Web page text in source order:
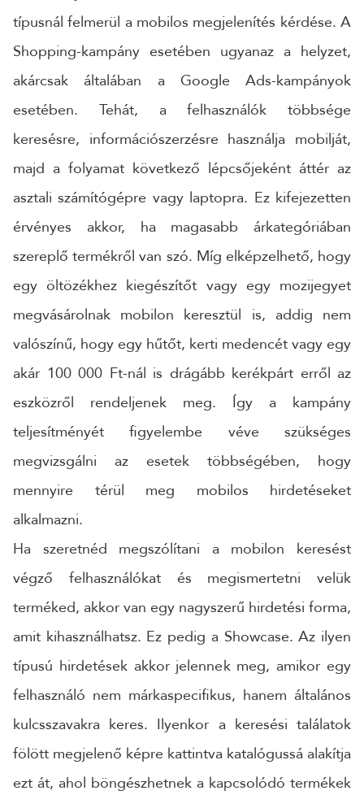
típusnál felmerül a mobilos megjelenítés kérdése. A
Shopping-kampány esetében ugyanaz a helyzet,
akárcsak általában a Google Ads-kampányok
esetében. Tehát, a felhasználók többsége
keresésre, információszerzésre használja mobilját,
majd a folyamat következő lépcsőjeként áttér az
asztali számítógépre vagy laptopra. Ez kifejezetten
érvényes akkor, ha magasabb árkategóriában
szereplő termékről van szó. Míg elképzelhető, hogy
egy öltözékhez kiegészítőt vagy egy mozijegyet
megvásárolnak mobilon keresztül is, addig nem
valószínű, hogy egy hűtőt, kerti medencét vagy egy
akár 100 000 Ft-nál is drágább kerékpárt erről az
eszközről rendeljenek meg. Így a kampány
teljesítményét figyelembe véve szükséges
megvizsgálni az esetek többségében, hogy
mennyire térül meg mobilos hirdetéseket
alkalmazni.
Ha szeretnéd megszólítani a mobilon keresést
végző felhasználókat és megismertetni velük
terméked, akkor van egy nagyszerű hirdetési forma,
amit kihasználhatsz. Ez pedig a Showcase. Az ilyen
típusú hirdetések akkor jelennek meg, amikor egy
felhasználó nem márkaspecifikus, hanem általános
kulcsszavakra keres. Ilyenkor a keresési találatok
fölött megjelenő képre kattintva katalógussá alakítja
ezt át, ahol böngészhetnek a kapcsolódó termékek